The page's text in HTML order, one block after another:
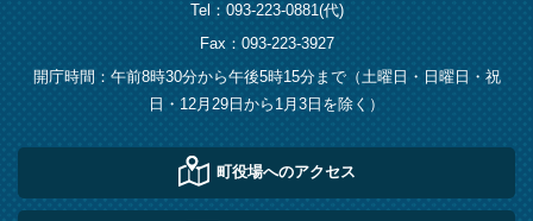
Tel：093-223-0881(代)
Fax：093-223-3927
開庁時間：午前8時30分から午後5時15分まで（土曜日・日曜日・祝
日・12月29日から1月3日を除く）
町役場へのアクセス